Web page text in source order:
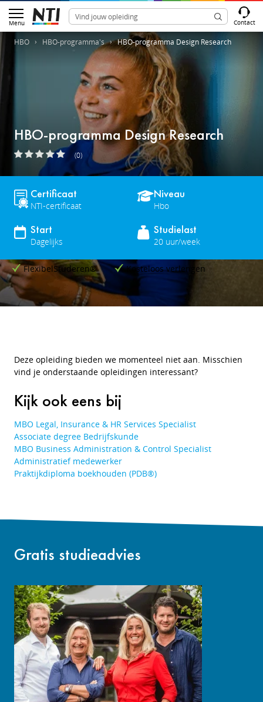
Menu Contact
HBO HBO-programma's HBO-programma Design Research
HBO-programma Design Research
(0)
Certificaat
NTI-certificaat
Niveau
Hbo
Start
Dagelijks
Studielast
20 uur/week
FlexibelStuderen® Kosteloos verlengen
Deze opleiding bieden we momenteel niet aan. Misschien
vind je onderstaande opleidingen interessant?
Kijk ook eens bij
MBO Legal, Insurance & HR Services Specialist
Associate degree Bedrijfskunde
MBO Business Administration & Control Specialist
Administratief medewerker
Praktijkdiploma boekhouden (PDB®)
Gratis studieadvies